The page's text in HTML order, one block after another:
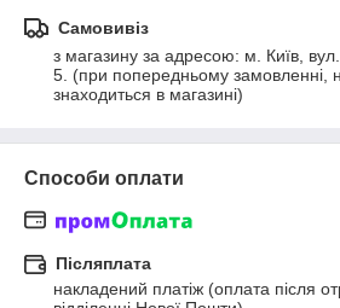
Самовивіз
з магазину за адресою: м. Київ,
5. (при попередньому замовленні,
знаходиться в магазині)
Способи оплати
Післяплата
накладений платіж (оплата після